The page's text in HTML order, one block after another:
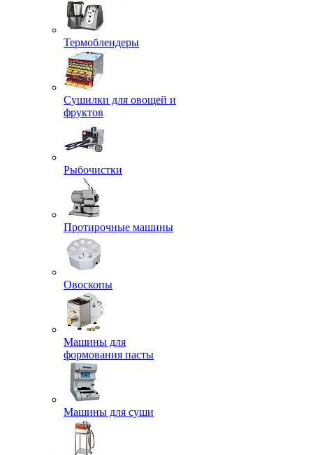
Термоблендеры
Сушилки для овощей и
фруктов
Рыбочистки
Протирочные машины
Овоскопы
Машины для
формования пасты
Машины для суши